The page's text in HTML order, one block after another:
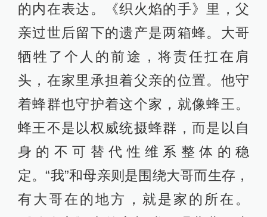
的内在表达。《织火焰的手》里，父
亲过世后留下的遗产是两箱蜂。大哥
牺牲了个人的前途，将责任扛在肩
头，在家里承担着父亲的位置。他守
着蜂群也守护着这个家，就像蜂王。
蜂王不是以权威统摄蜂群，而是以自
身的不可替代性维系整体的稳
定。“我”和母亲则是围绕大哥而生存，
有大哥在的地方，就是家的所在。